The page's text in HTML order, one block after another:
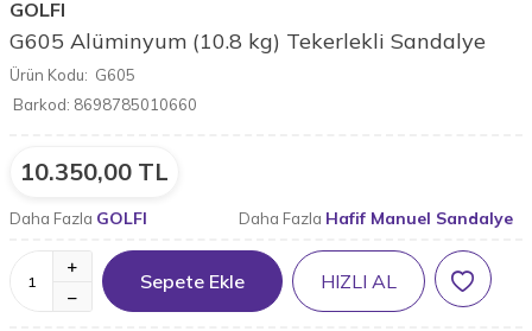
GOLFI
G605 Alüminyum (10.8 kg) Tekerlekli Sandalye
Ürün Kodu: G605
Barkod: 8698785010660
10.350,00 TL
Daha Fazla GOLFI Daha Fazla Hafif Manuel Sandalye
Sepete Ekle HIZLI AL